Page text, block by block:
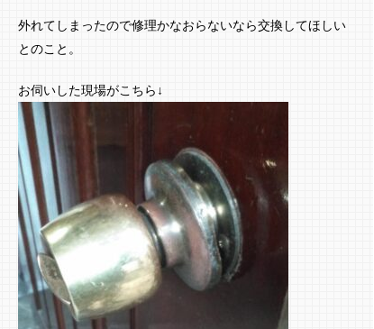
外れてしまったので修理かなおらないなら交換してほしい
とのこと。
お伺いした現場がこちら↓